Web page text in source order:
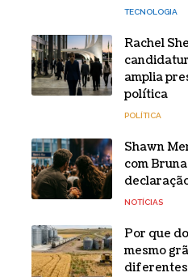
TECNOLOGIA
Rachel
amplia
política
POLÍTICA
Shawn
com
NOTÍCIAS
Por que
mesmo